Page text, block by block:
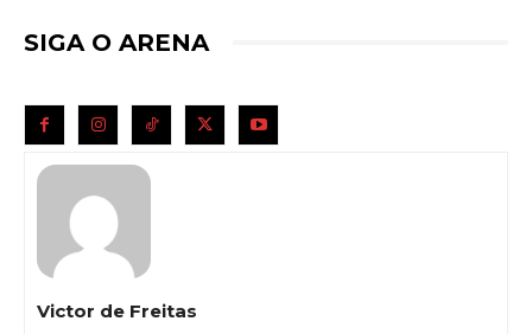
SIGA O ARENA
Victor de Freitas